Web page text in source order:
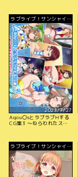
ラブライブ！サンシャイ
ン!!
2023/7/27
Aqou〇sとラブラブHする
CG集3 ～ねらわれたスク
ラブライブ！サンシャイ
ン!!